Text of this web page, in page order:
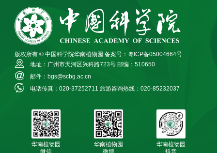
版权所有 © 中国科学院华南植物园 备案号：粤ICP备05004664号
地址：广州市天河区兴科路723号 邮编：510650
邮件：bgs@scbg.ac.cn
电话传真：020-37252711 旅游咨询热线：020-85232037
华南植物园
微信
华南植物园
微博
华南植物园
抖音